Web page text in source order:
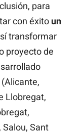
para
con éxito un
transformar
proyecto de
Llobregat,
Salou, Sant